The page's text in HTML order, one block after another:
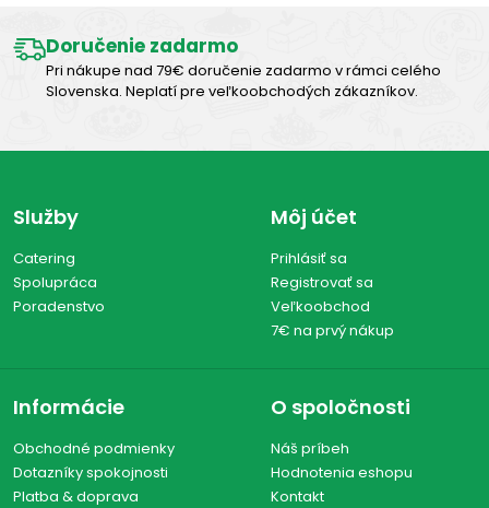
Doručenie zadarmo
Pri nákupe nad 79€ doručenie zadarmo v rámci celého
Slovenska. Neplatí pre veľkoobchodých zákazníkov.
Služby
Catering
Spolupráca
Poradenstvo
Môj účet
Prihlásiť sa
Registrovať sa
Veľkoobchod
7€ na prvý nákup
Informácie
Obchodné podmienky
Dotazníky spokojnosti
Platba & doprava
O spoločnosti
Náš príbeh
Hodnotenia eshopu
Kontakt